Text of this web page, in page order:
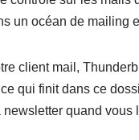
un océan de mailing
client mail,
qui finit dans ce
newsletter quand